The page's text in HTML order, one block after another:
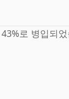
로 병입되